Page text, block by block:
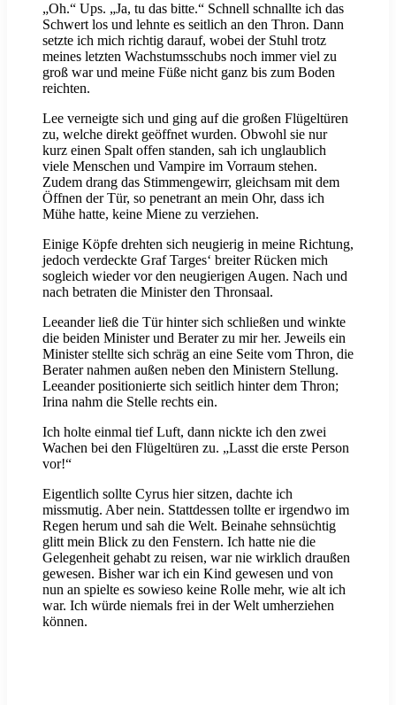
„Oh.“ Ups. „Ja, tu das bitte.“ Schnell schnallte ich das
Schwert los und lehnte es seitlich an den Thron. Dann
setzte ich mich richtig darauf, wobei der Stuhl trotz
meines letzten Wachstumsschubs noch immer viel zu
groß war und meine Füße nicht ganz bis zum Boden
reichten.
Lee verneigte sich und ging auf die großen Flügeltüren
zu, welche direkt geöffnet wurden. Obwohl sie nur
kurz einen Spalt offen standen, sah ich unglaublich
viele Menschen und Vampire im Vorraum stehen.
Zudem drang das Stimmengewirr, gleichsam mit dem
Öffnen der Tür, so penetrant an mein Ohr, dass ich
Mühe hatte, keine Miene zu verziehen.
Einige Köpfe drehten sich neugierig in meine Richtung,
jedoch verdeckte Graf Targes‘ breiter Rücken mich
sogleich wieder vor den neugierigen Augen. Nach und
nach betraten die Minister den Thronsaal.
Leeander ließ die Tür hinter sich schließen und winkte
die beiden Minister und Berater zu mir her. Jeweils ein
Minister stellte sich schräg an eine Seite vom Thron, die
Berater nahmen außen neben den Ministern Stellung.
Leeander positionierte sich seitlich hinter dem Thron;
Irina nahm die Stelle rechts ein.
Ich holte einmal tief Luft, dann nickte ich den zwei
Wachen bei den Flügeltüren zu. „Lasst die erste Person
vor!“
Eigentlich sollte Cyrus hier sitzen, dachte ich
missmutig. Aber nein. Stattdessen tollte er irgendwo im
Regen herum und sah die Welt. Beinahe sehnsüchtig
glitt mein Blick zu den Fenstern. Ich hatte nie die
Gelegenheit gehabt zu reisen, war nie wirklich draußen
gewesen. Bisher war ich ein Kind gewesen und von
nun an spielte es sowieso keine Rolle mehr, wie alt ich
war. Ich würde niemals frei in der Welt umherziehen
können.